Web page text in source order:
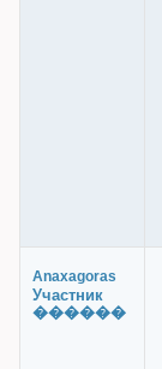
Anaxagoras
Участник
������